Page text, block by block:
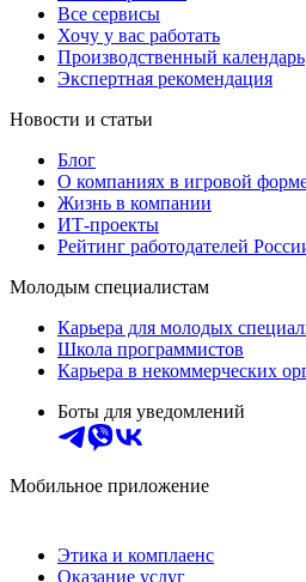
Все сервисы
Хочу у вас работать
Производственный календарь
Экспертная рекомендация
Новости и статьи
Блог
О компаниях в игровой
Жизнь в компании
ИТ-проекты
Рейтинг работодателей
Молодым специалистам
Карьера для молодых
Школа программистов
Карьера в некоммерческих
Боты для уведомлений
Мобильное приложение
Этика и комплаенс
Оказание услуг